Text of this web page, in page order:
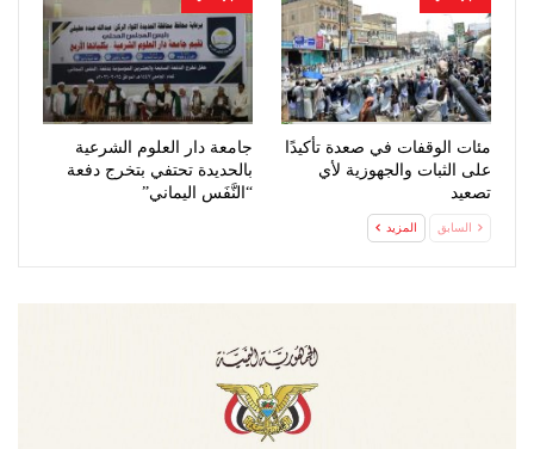
مئات الوقفات في صعدة تأكيدًا
على الثبات والجهوزية لأي
تصعيد
جامعة دار العلوم الشرعية
بالحديدة تحتفي بتخرج دفعة
“النَّفَس اليماني”
السابق المزيد